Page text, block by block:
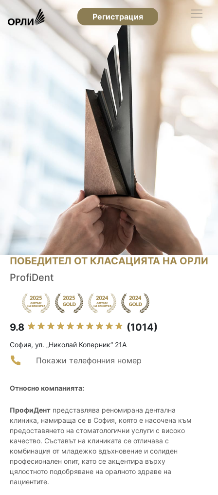
Регистрация
ПОБЕДИТЕЛ ОТ КЛАСАЦИЯТА НА ОРЛИ
ProfiDent
9.8 (1014)
София, ул. „Николай Коперник“ 21А
Покажи телефонния номер
Относно компанията:
ПрофиДент представлява реномирана дентална
клиника, намираща се в София, която е насочена към
предоставянето на стоматологични услуги с високо
качество. Съставът на клиниката се отличава с
комбинация от младежко вдъхновение и солиден
професионален опит, като се акцентира върху
цялостното подобряване на оралното здраве на
пациентите.